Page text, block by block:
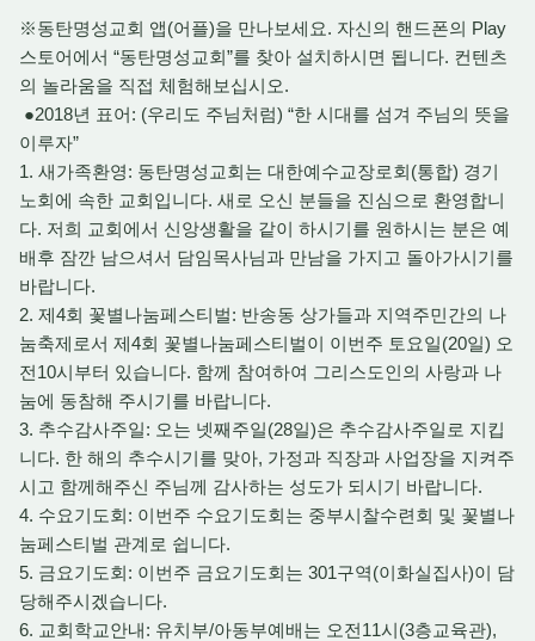
※동탄명성교회 앱(어플)을 만나보세요. 자신의 핸드폰의 Play
스토어에서 “동탄명성교회”를 찾아 설치하시면 됩니다. 컨텐츠
의 놀라움을 직접 체험해보십시오.
●2018년 표어: (우리도 주님처럼) “한 시대를 섬겨 주님의 뜻을
이루자”
1. 새가족환영: 동탄명성교회는 대한예수교장로회(통합) 경기
노회에 속한 교회입니다. 새로 오신 분들을 진심으로 환영합니
다. 저희 교회에서 신앙생활을 같이 하시기를 원하시는 분은 예
배후 잠깐 남으셔서 담임목사님과 만남을 가지고 돌아가시기를
바랍니다.
2. 제4회 꽃별나눔페스티벌: 반송동 상가들과 지역주민간의 나
눔축제로서 제4회 꽃별나눔페스티벌이 이번주 토요일(20일) 오
전10시부터 있습니다. 함께 참여하여 그리스도인의 사랑과 나
눔에 동참해 주시기를 바랍니다.
3. 추수감사주일: 오는 넷째주일(28일)은 추수감사주일로 지킵
니다. 한 해의 추수시기를 맞아, 가정과 직장과 사업장을 지켜주
시고 함께해주신 주님께 감사하는 성도가 되시기 바랍니다.
4. 수요기도회: 이번주 수요기도회는 중부시찰수련회 및 꽃별나
눔페스티벌 관계로 쉽니다.
5. 금요기도회: 이번주 금요기도회는 301구역(이화실집사)이 담
당해주시겠습니다.
6. 교회학교안내: 유치부/아동부예배는 오전11시(3층교육관),